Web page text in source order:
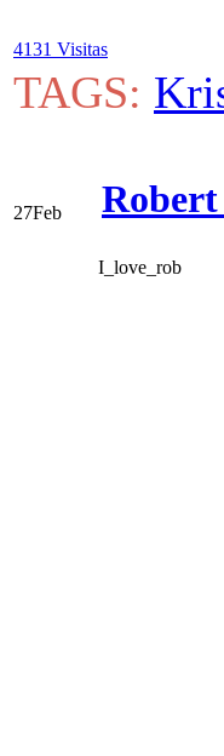
4131 Visitas
TAGS:
27Feb
I_love_rob